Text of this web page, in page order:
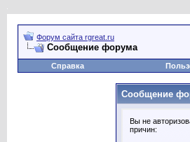
Форум сайта rgreat.ru
Сообщение форума
Справка
Сообщение
Вы не
причин: